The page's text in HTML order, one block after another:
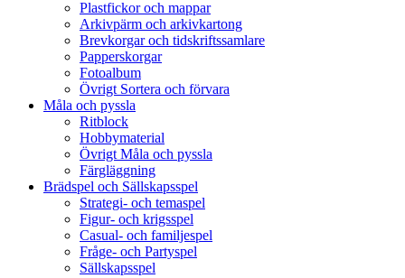
Plastfickor och mappar
Arkivpärm och arkivkartong
Brevkorgar och tidskriftssamlare
Papperskorgar
Fotoalbum
Övrigt Sortera och förvara
Måla och pyssla
Ritblock
Hobbymaterial
Övrigt Måla och pyssla
Färgläggning
Brädspel och Sällskapsspel
Strategi- och temaspel
Figur- och krigsspel
Casual- och familjespel
Fråge- och Partyspel
Sällskapsspel